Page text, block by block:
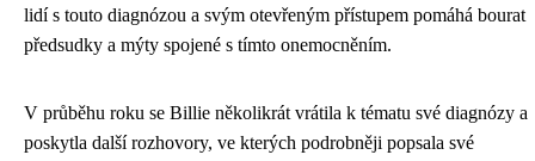
lidí s touto diagnózou a svým otevřeným přístupem pomáhá bourat
předsudky a mýty spojené s tímto onemocněním.
V průběhu roku se Billie několikrát vrátila k tématu své diagnózy a
poskytla další rozhovory, ve kterých podrobněji popsala své